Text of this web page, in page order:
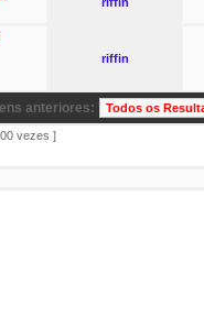
riffin
anteriores:
vezes ]